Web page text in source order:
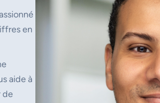
en
aide à
de